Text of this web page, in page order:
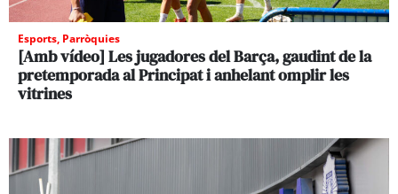
Esports, Parròquies
[Amb vídeo] Les jugadores del Barça, gaudint de la
pretemporada al Principat i anhelant omplir les
vitrines